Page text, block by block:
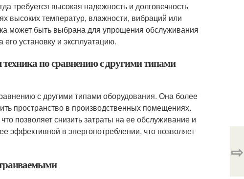
требуется высокая надежность и долговечность
высоких температур, влажности, вибраций или
может быть выбрана для упрощения обслуживания
установку и эксплуатацию.
по сравнению с другими типами
с другими типами оборудования. Она более
пространство в производственных помещениях.
позволяет снизить затраты на ее обслуживание и
эффективной в энергопотреблении, что позволяет
⇨